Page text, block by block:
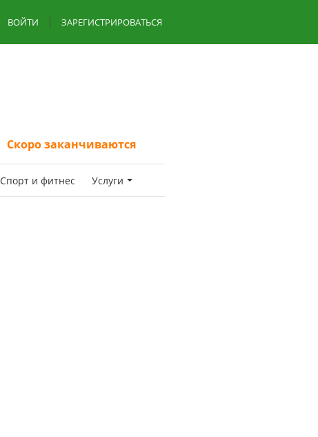
ВОЙТИ ЗАРЕГИСТРИРОВАТЬСЯ
Скоро заканчиваются
Спoрт и фитнес Услуги